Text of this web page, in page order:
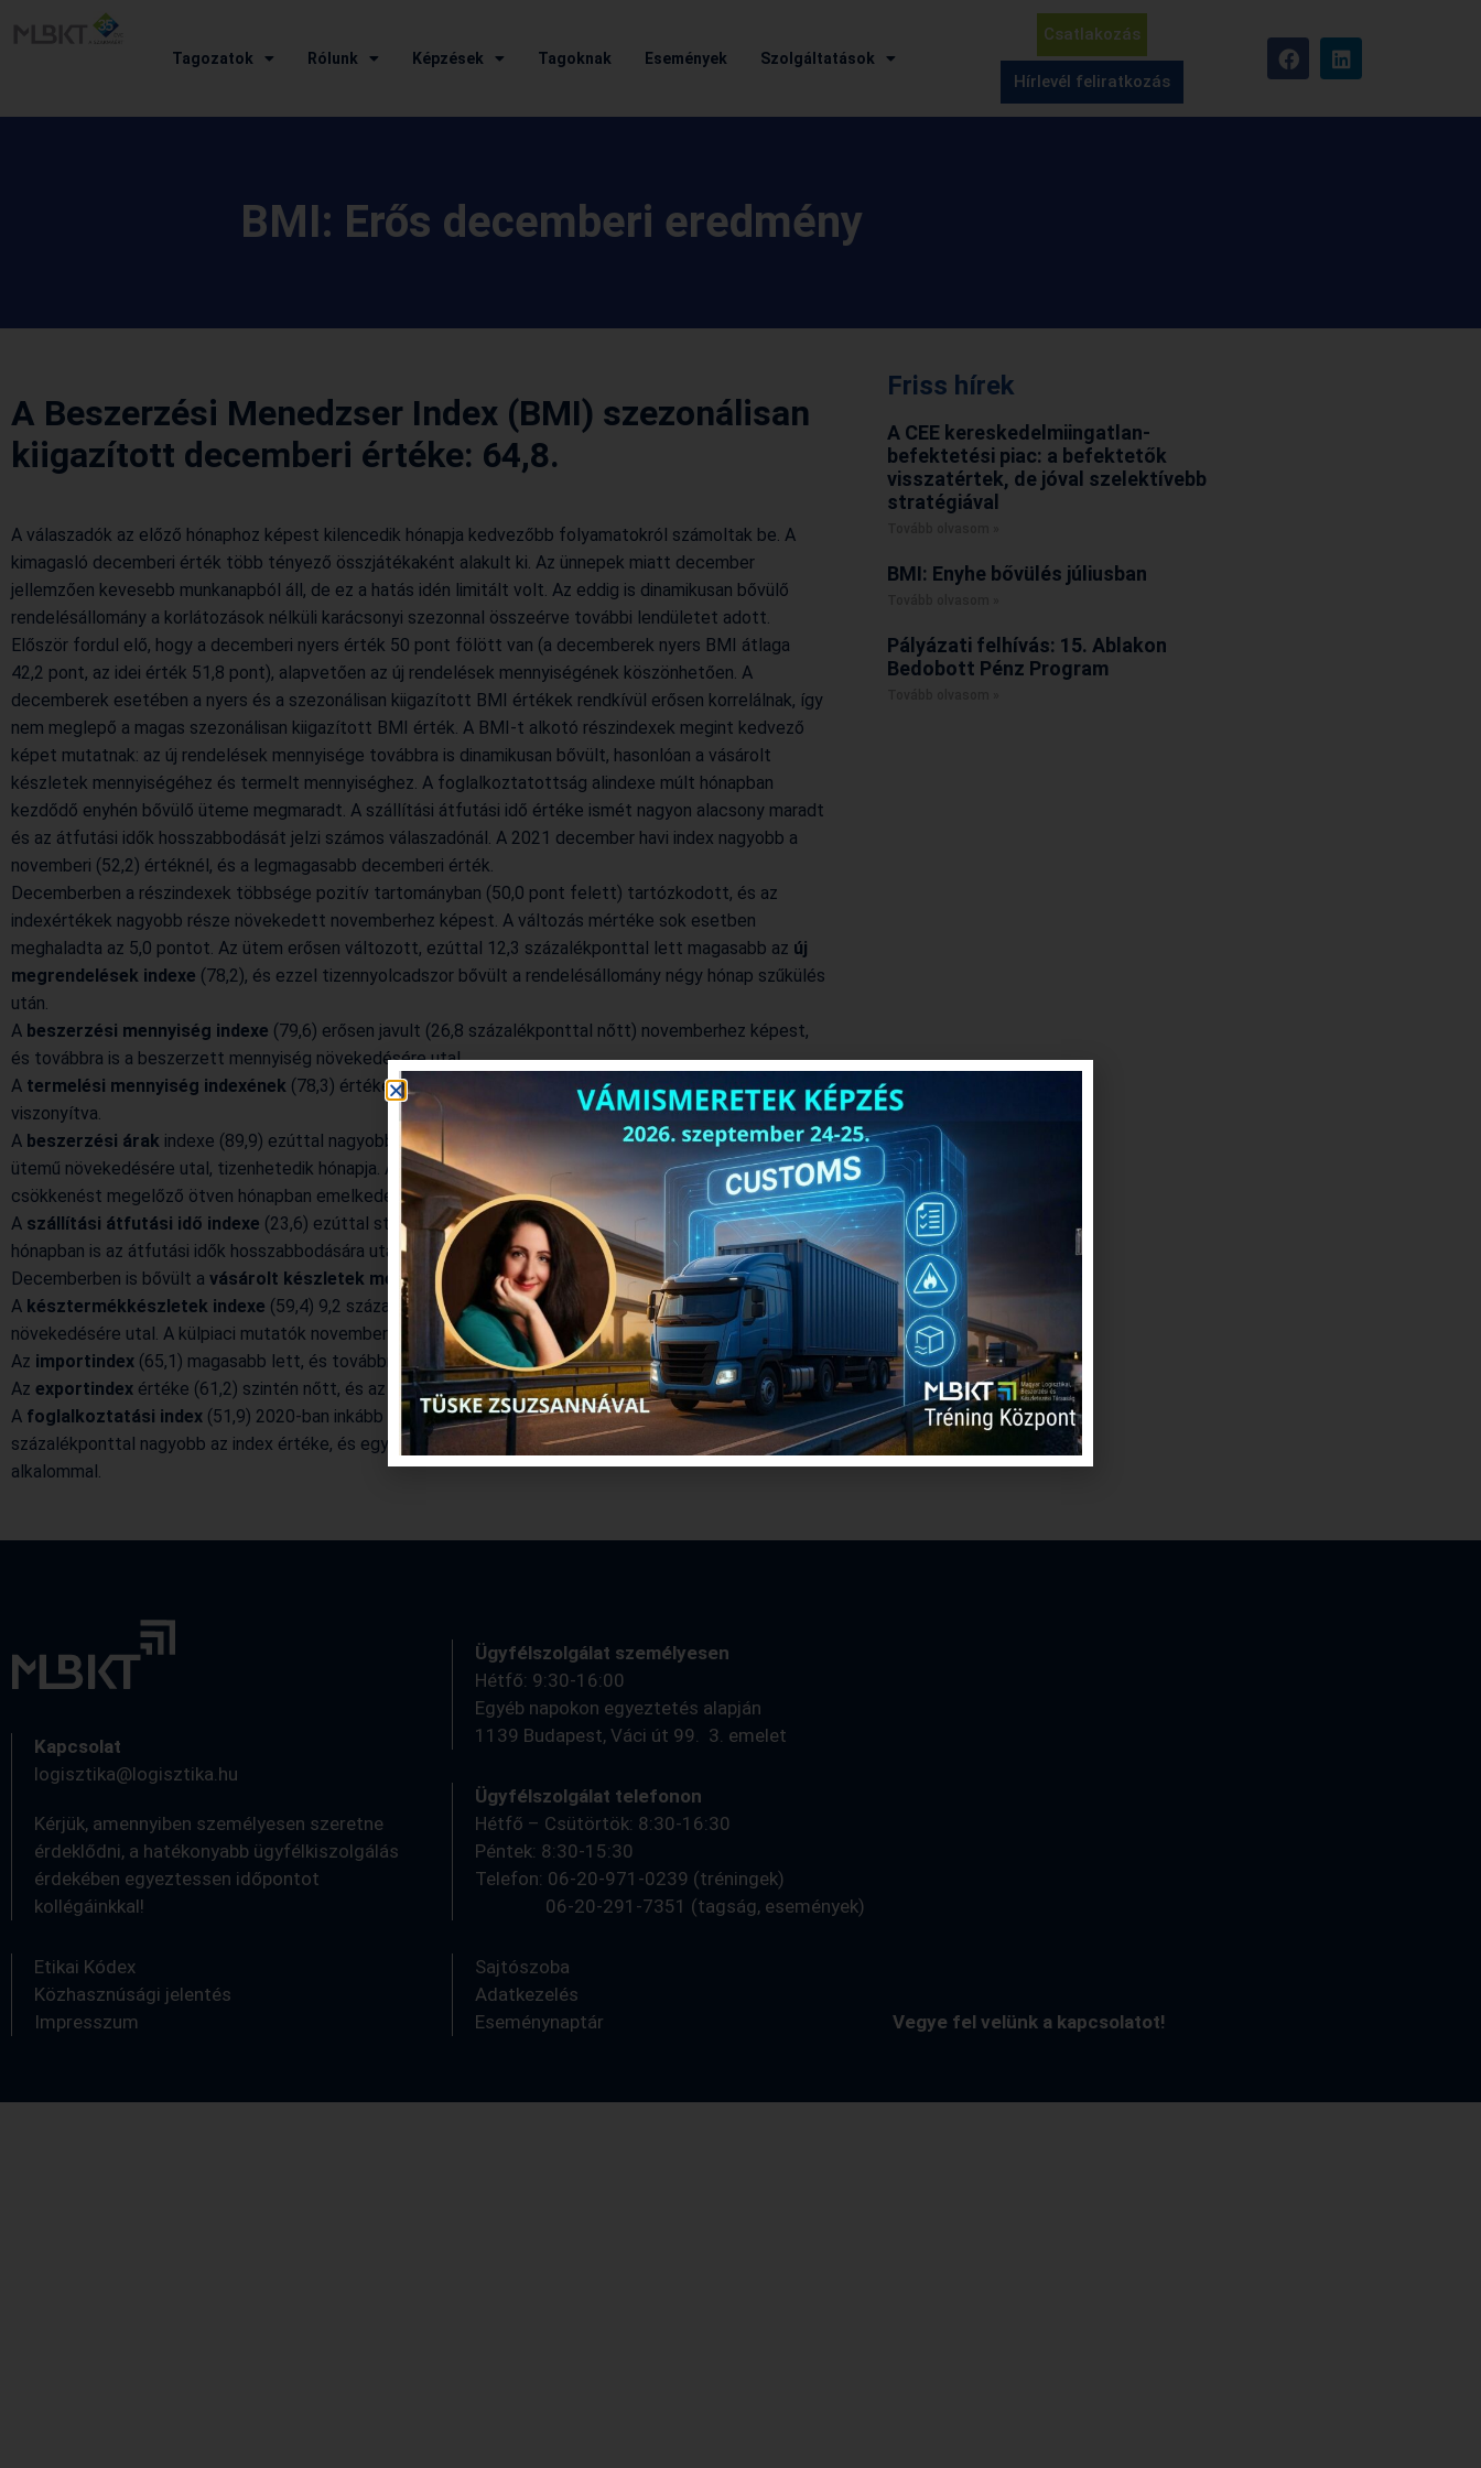
Tagozatok Rólunk Képzések Tagoknak Események Szolgáltatások
Csatlakozás
Hírlevél feliratkozás
BMI: Erős decemberi eredmény
A Beszerzési Menedzser Index (BMI) szezonálisan
kiigazított decemberi értéke: 64,8.
A válaszadók az előző hónaphoz képest kilencedik hónapja kedvezőbb folyamatokról számoltak be. A
kimagasló decemberi érték több tényező összjátékaként alakult ki. Az ünnepek miatt december
jellemzően kevesebb munkanapból áll, de ez a hatás idén limitált volt. Az eddig is dinamikusan bővülő
rendelésállomány a korlátozások nélküli karácsonyi szezonnal összeérve további lendületet adott.
Először fordul elő, hogy a decemberi nyers érték 50 pont fölött van (a decemberek nyers BMI átlaga
42,2 pont, az idei érték 51,8 pont), alapvetően az új rendelések mennyiségének köszönhetően. A
decemberek esetében a nyers és a szezonálisan kiigazított BMI értékek rendkívül erősen korrelálnak, így
nem meglepő a magas szezonálisan kiigazított BMI érték. A BMI-t alkotó részindexek megint kedvező
képet mutatnak: az új rendelések mennyisége továbbra is dinamikusan bővült, hasonlóan a vásárolt
készletek mennyiségéhez és termelt mennyiséghez. A foglalkoztatottság alindexe múlt hónapban
kezdődő enyhén bővülő üteme megmaradt. A szállítási átfutási idő értéke ismét nagyon alacsony maradt
és az átfutási idők hosszabbodását jelzi számos válaszadónál. A 2021 december havi index nagyobb a
novemberi (52,2) értéknél, és a legmagasabb decemberi érték.
Decemberben a részindexek többsége pozitív tartományban (50,0 pont felett) tartózkodott, és az
indexértékek nagyobb része növekedett novemberhez képest. A változás mértéke sok esetben
meghaladta az 5,0 pontot. Az ütem erősen változott, ezúttal 12,3 százalékponttal lett magasabb az új
megrendelések indexe (78,2), és ezzel tizennyolcadszor bővült a rendelésállomány négy hónap szűkülés
után.
A beszerzési mennyiség indexe (79,6) erősen javult (26,8 százalékponttal nőtt) novemberhez képest,
és továbbra is a beszerzett mennyiség növekedésére utal.
A termelési mennyiség indexének (78,3) értéke 23,9 százalékponttal magasabb az előző hónaphoz
viszonyítva.
A beszerzési árak indexe (89,9) ezúttal nagyobb lett novemberhez képest, és még mindig az árak erős
ütemű növekedésére utal, tizenhetedik hónapja. A szezonális kiigazításnak köszönhetően a 2020 júliusi
csökkenést megelőző ötven hónapban emelkedést mutatott az index értéke.
A szállítási átfutási idő indexe (23,6) ezúttal stagnált, értéke megegyezik a novemberivel, és e
hónapban is az átfutási idők hosszabbodására utal.
Decemberben is bővült a vásárolt készletek mennyisége
(66,8), és a bővülés üteme erősödött maradt.
A késztermékkészletek indexe (59,4) 9,2 százalékponttal lett nagyobb, és a készletmennyiség
növekedésére utal. A külpiaci mutatók novemberhez képest hasonlóan változtak.
Az importindex (65,1) magasabb lett, és továbbra is bővülést jelez.
Az exportindex értéke (61,2) szintén nőtt, és az export további bővülésére utal.
A foglalkoztatási index (51,9) 2020-ban inkább szűkülést hozott. Most az előző hónaphoz képest 0,7
százalékponttal nagyobb az index értéke, és egy hónap stagnálás után javulást jelez harmadik
alkalommal.
Friss hírek
A CEE kereskedelmiingatlan-
befektetési piac: a befektetők
visszatértek, de jóval szelektívebb
stratégiával
BMI: Enyhe bővülés júliusban
Pályázati felhívás: 15. Ablakon
Bedobott Pénz Program
Kapcsolat
logisztika@logisztika.hu
Kérjük, amennyiben személyesen szeretne
érdeklődni, a hatékonyabb ügyfélkiszolgálás
érdekében egyeztessen időpontot
kollégáinkkal!
Etikai Kódex
Közhasznúsági jelentés
Impresszum
Ügyfélszolgálat személyesen
Hétfő: 9:30-16:00
Egyéb napokon egyeztetés alapján
1139 Budapest, Váci út 99. 3. emelet
Ügyfélszolgálat telefonon
Hétfő – Csütörtök: 8:30-16:30
Péntek: 8:30-15:30
Telefon: 06-20-971-0239 (tréningek)
06-20-291-7351 (tagság, események)
Sajtószoba
Adatkezelés
Eseménynaptár
Vegye fel velünk a kapcsolatot!